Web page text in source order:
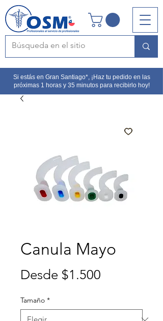
Si estás en Gran Santiago*, ¡Haz tu pedido en las
próximas 1 horas y 35 minutos para recibirlo hoy!
Canula Mayo
Desde $1.500
oferta
Tamaño *